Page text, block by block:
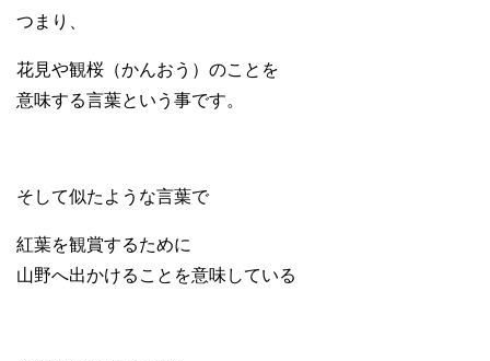
つまり、
花見や観桜（かんおう）のことを
意味する言葉という事です。
そして似たような言葉で
紅葉を観賞するために
山野へ出かけることを意味している